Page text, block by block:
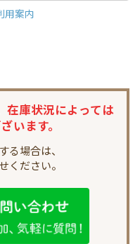
用案内
在庫状況によっては
います。
場合は、
ください。